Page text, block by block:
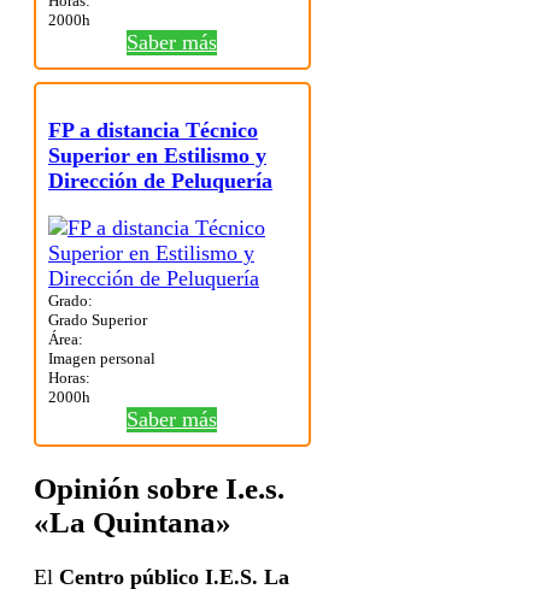
2000h
Saber más
FP a distancia Técnico
Superior en Estilismo y
Dirección de Peluquería
Grado:
Grado Superior
Área:
Imagen personal
Horas:
2000h
Saber más
Opinión sobre I.e.s.
«La Quintana»
El Centro público I.E.S. La